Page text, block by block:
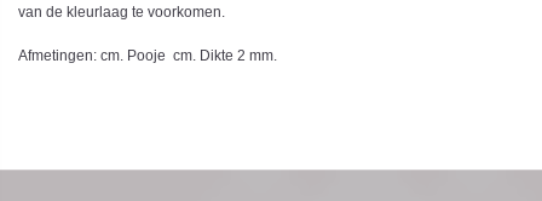
van de kleurlaag te voorkomen.
Afmetingen: cm. Pooje cm. Dikte 2 mm.